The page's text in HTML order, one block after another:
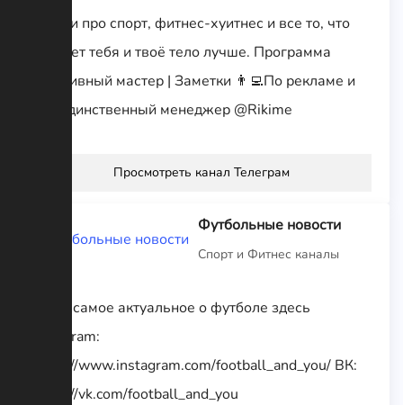
Статьи про спорт, фитнес-хуитнес и все то, что
сделает тебя и твоё тело лучше. Программа
спортивный мастер | Заметки 👨‍💻По рекламе и
ВП, единственный менеджер @Rikime
Просмотреть канал Телеграм
Футбольные новости
Спорт и Фитнес каналы
⚽️Все самое актуальное о футболе здесь
Instagram:
https://www.instagram.com/football_and_you/ ВК:
https://vk.com/football_and_you